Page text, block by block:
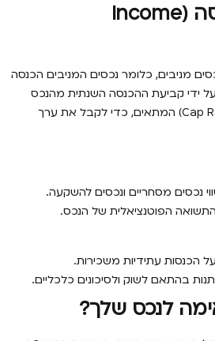
(Income
מניבים, כלומר נכסים המניבים הכנסה
ידי קביעת ההכנסה השנתית מהנכס
וחלוקתה בשיעור ההיוון (Cap Rate) המתאים, כדי לקבל את ערך
נכסים מסחריים ונכסים להשקעה.
הפוטנציאלית של הנכס.
הכנסות עתידיות משכירות.
בהתאם לשוק ולסיכונים כלכליים.
לנכס שלך?